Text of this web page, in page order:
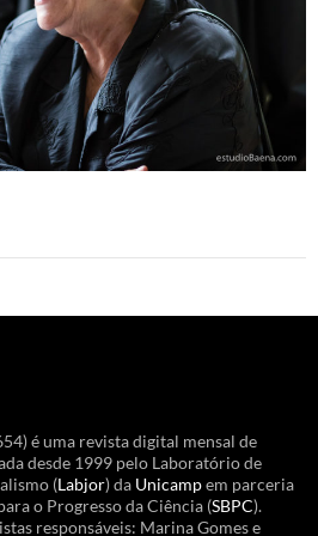
é uma revista digital mensal de
desde 1999 pelo Laboratório de
(Labjor) da Unicampem parceria
o Progresso da Ciência (SBPC).
responsáveis: Marina Gomes e